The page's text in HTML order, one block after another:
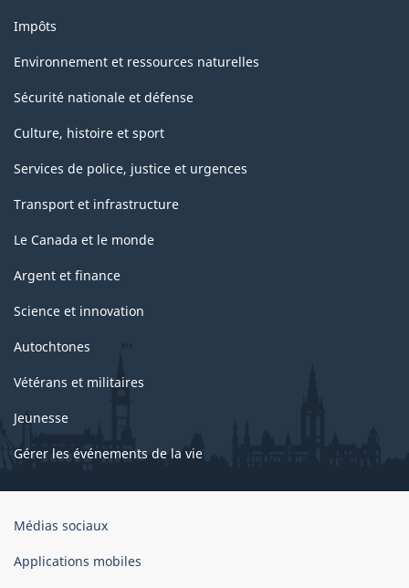
Impôts
Environnement et ressources naturelles
Sécurité nationale et défense
Culture, histoire et sport
Services de police, justice et urgences
Transport et infrastructure
Le Canada et le monde
Argent et finance
Science et innovation
Autochtones
Vétérans et militaires
Jeunesse
Gérer les événements de la vie
Organisation
gouvernement
Médias sociaux
Applications mobiles